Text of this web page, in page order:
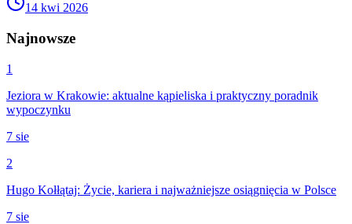
14 kwi 2026
Najnowsze
1
Jeziora w Krakowie: aktualne kąpieliska i praktyczny poradnik
wypoczynku
7 sie
2
Hugo Kołłątaj: Życie, kariera i najważniejsze osiągnięcia w Polsce
7 sie